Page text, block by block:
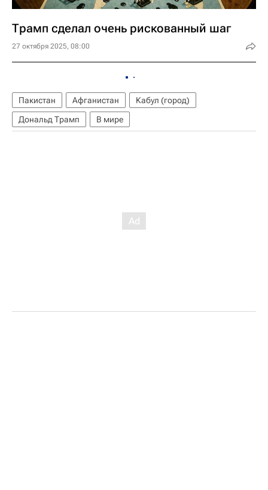
Трамп сделал очень рискованный шаг
27 октября 2025, 08:00
Пакистан Афганистан
Кабул (город)
Дональд Трамп
В мире